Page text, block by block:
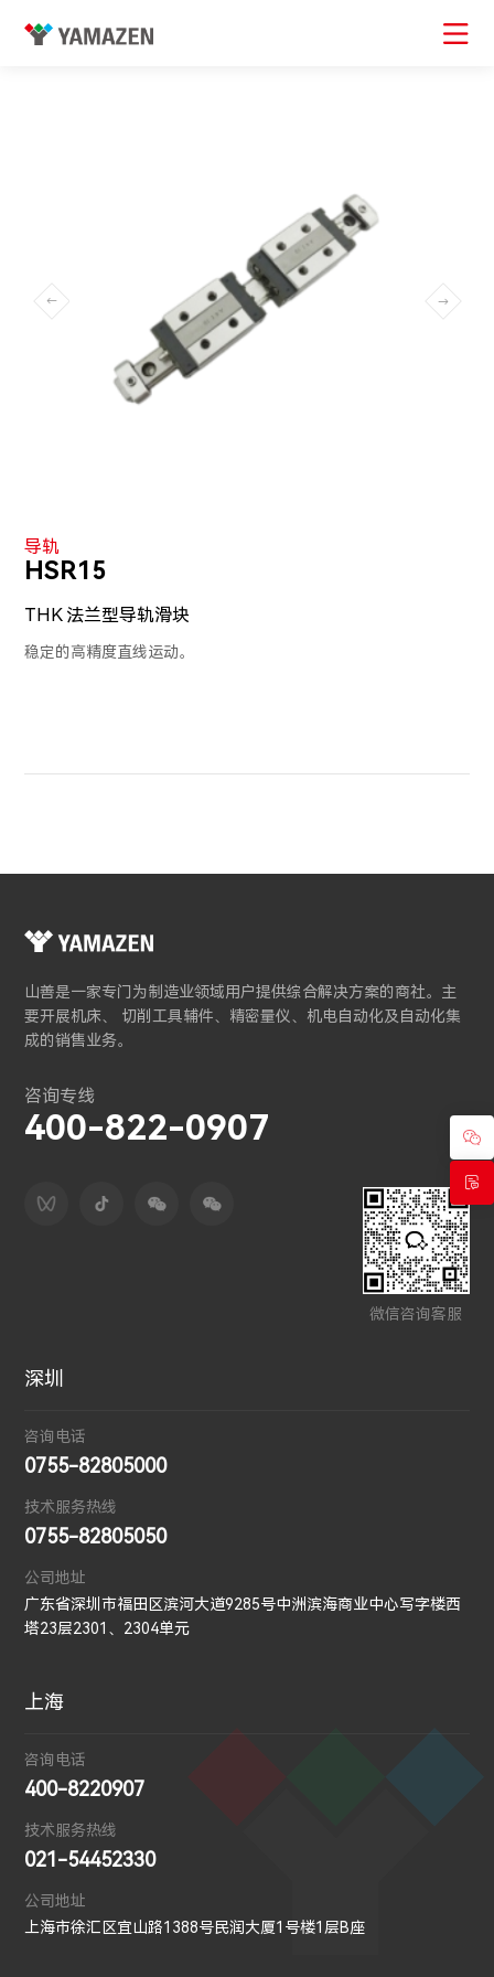
导轨
HSR15
THK 法兰型导轨滑块
稳定的高精度直线运动。
山善是一家专门为制造业领域用户提供综合解决方案的商社。主
要开展机床、 切削工具辅件、精密量仪、机电自动化及自动化集
成的销售业务。
咨询专线
400-822-0907
微信咨询客服
深圳
咨询电话
0755-82805000
技术服务热线
0755-82805050
公司地址
广东省深圳市福田区滨河大道9285号中洲滨海商业中心写字楼西
塔23层2301、2304单元
上海
咨询电话
400-8220907
技术服务热线
021-54452330
公司地址
上海市徐汇区宜山路1388号民润大厦1号楼1层B座